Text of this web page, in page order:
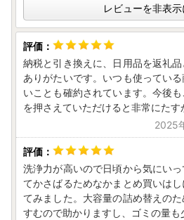
レビューを非表
納税と引き換えに、日用品を返礼
ありがたいです。いつも使ってい
いことも確約されています。今後
を押さえていただけると非常にたす
2025
洗浄力が高いので日頃から気にい
てかさばるためなかまとめ買いは
てみました。大容量の詰め替えの
すむので助かりますし、ゴミの量も